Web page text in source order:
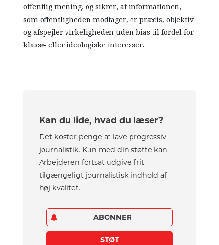
offentlig mening, og sikrer, at informationen,
som offentligheden modtager, er præcis, objektiv
og afspejler virkeligheden uden bias til fordel for
klasse‑ eller ideologiske interesser.
Kan du lide, hvad du læser?
Det koster penge at lave progressiv
journalistik. Kun med din støtte kan
Arbejderen fortsat udgive frit
tilgængeligt journalistisk indhold af
høj kvalitet.
ABONNER
STØT